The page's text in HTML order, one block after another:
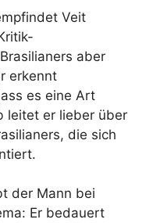
Veit
aber
erkennt
es eine Art
leitet er lieber über
die sich
der Mann bei
Er bedauert